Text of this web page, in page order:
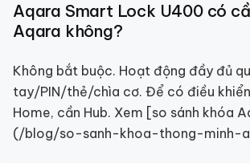
Aqara Smart Lock U400 có
Aqara không?
Không bắt buộc. Hoạt động đầy đủ
tay/PIN/thẻ/chìa cơ. Để có điều
Home, cần Hub. Xem [so sánh khóa
(/blog/so-sanh-khoa-thong-minh-